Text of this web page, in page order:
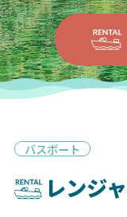
バスボート
レンジ